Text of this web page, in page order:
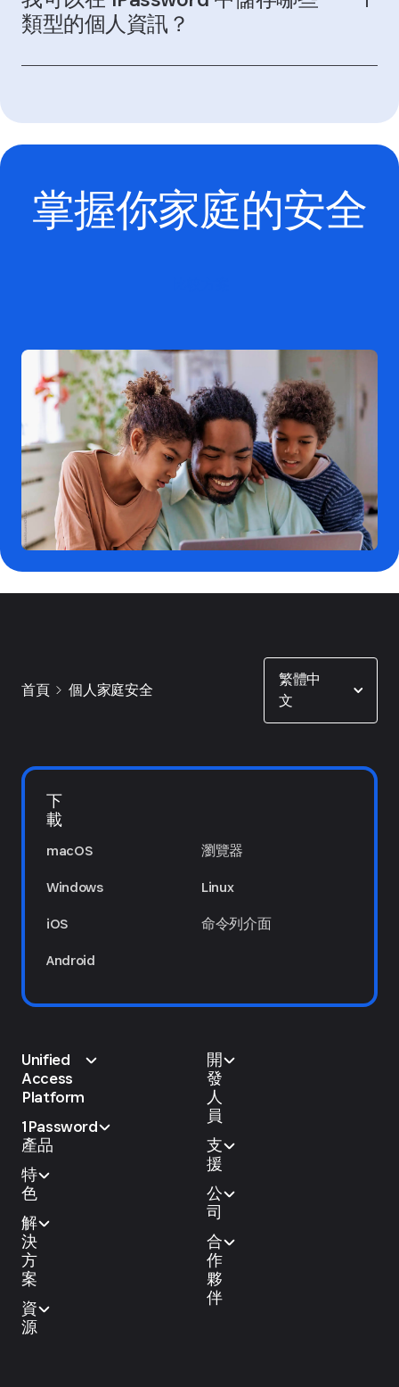
類型的個人資訊？
掌握你家庭的安全
首頁 個人家庭安全
繁體中
文
Show options
下
載
macOS
Windows
iOS
Android
瀏覽器
Linux
命令列介面
Unified
Access
Platform
1Password
產品
特
色
解
決
方
案
資
源
開
發
人
員
支
援
公
司
合
作
夥
伴